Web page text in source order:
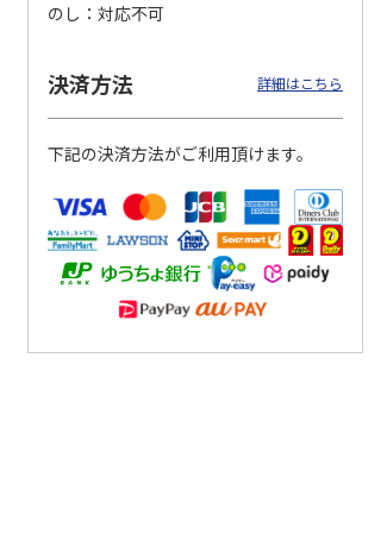
のし
対応不可
決済方法 詳細はこちら
下記の決済方法がご利用頂けます。